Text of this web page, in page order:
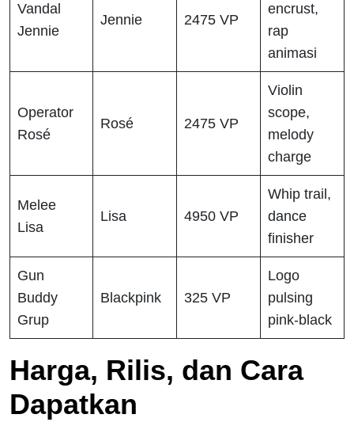
Vandal
Jennie
Jennie 2475 VP
encrust,
rap
animasi
Operator
Rosé
Rosé 2475 VP
Violin
scope,
melody
charge
Melee
Lisa
Lisa 4950 VP
Whip trail,
dance
finisher
Gun
Buddy
Grup
Blackpink 325 VP
Logo
pulsing
pink-black
Harga, Rilis, dan Cara
Dapatkan